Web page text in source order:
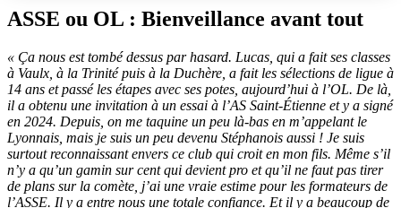
ASSE ou OL : Bienveillance avant tout
« Ça nous est tombé dessus par hasard. Lucas, qui a fait ses classes
à Vaulx, à la Trinité puis à la Duchère, a fait les sélections de ligue à
14 ans et passé les étapes avec ses potes, aujourd’hui à l’OL. De là,
il a obtenu une invitation à un essai à l’AS Saint-Étienne et y a signé
en 2024. Depuis, on me taquine un peu là-bas en m’appelant le
Lyonnais, mais je suis un peu devenu Stéphanois aussi ! Je suis
surtout reconnaissant envers ce club qui croit en mon fils. Même s’il
n’y a qu’un gamin sur cent qui devient pro et qu’il ne faut pas tirer
de plans sur la comète, j’ai une vraie estime pour les formateurs de
l’ASSE. Il y a entre nous une totale confiance. Et il y a beaucoup de